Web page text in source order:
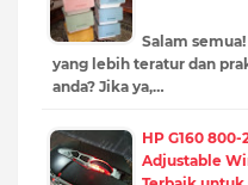
Salam
yang lebih teratur dan
anda? Jika ya,…
HP G160
Adjustable